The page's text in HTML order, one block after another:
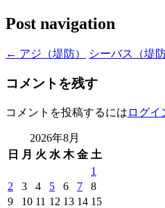
Post navigation
← アジ（堤防） シーバス（堤
コメントを残す
コメントを投稿するには ログイ
2026年8月
日
月 火 水 木 金 土
1
2
3 4 5 6 7
8
9
10 11 12 13 14 15